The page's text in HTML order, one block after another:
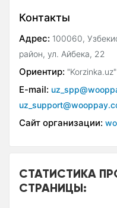
Контакты
Адрес: 100060,
район, ул. Айбека, 22
Ориентир:
E-mail:
Сайт организации:
СТАТИСТИКА
СТРАНИЦЫ: